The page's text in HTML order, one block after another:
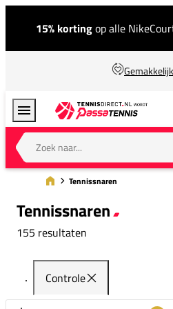
15% kortingop alle
Zoek naar...
Tennissnaren
Tennissnaren
155 resultaten
Controle